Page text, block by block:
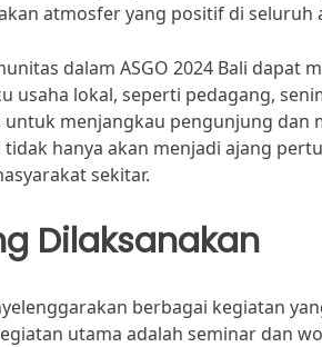
atmosfer yang positif di seluruh
dalam ASGO 2024 Bali dapat
usaha lokal, seperti pedagang,
untuk menjangkau pengunjung
tidak hanya akan menjadi ajang
sekitar.
Dilaksanakan
berbagai kegiatan
utama adalah seminar dan